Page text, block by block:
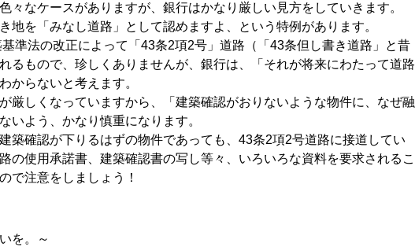
々なケースがありますが、銀行はかなり厳しい見方をしていきます。
地を「みなし道路」として認めますよ、という特例があります。
準法の改正によって「43条2項2号」道路（「43条但し書き道路」と昔
るもので、珍しくありませんが、銀行は、「それが将来にわたって道路
からないと考えます。
厳しくなっていますから、「建築確認がおりないような物件に、なぜ融
いよう、かなり慎重になります。
築確認が下りるはずの物件であっても、43条2項2号道路に接道してい
の使用承諾書、建築確認書の写し等々、いろいろな資料を要求されるこ
で注意をしましょう！
を。～